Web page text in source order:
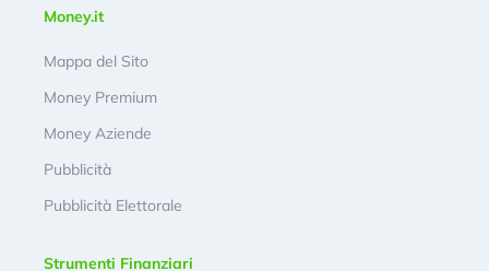
Money.it
Mappa del Sito
Money Premium
Money Aziende
Pubblicità
Pubblicità Elettorale
Strumenti Finanziari